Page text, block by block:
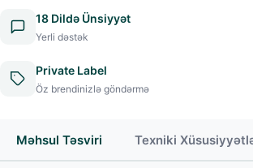
18 Dildə Ünsiyyət
Yerli dəstək
Private Label
Öz brendinizlə göndərmə
Məhsul Təsviri Texniki